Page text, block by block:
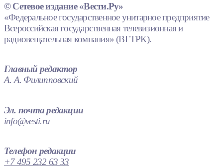
© Сетевое издание «Вести.Ру»
«Федеральное государственное унитарное предприятие
Всероссийская государственная телевизионная и
радиовещательная компания» (ВГТРК).
Главный редактор
А. А. Филипповский
Эл. почта редакции
info@vesti.ru
Телефон редакции
+7 495 232 63 33